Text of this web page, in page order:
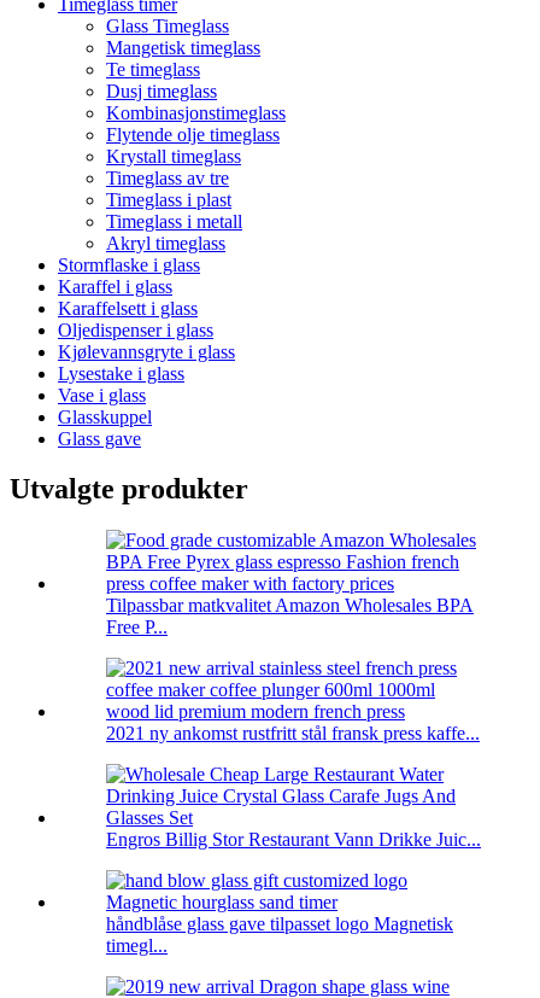
Glass Timeglass
Mangetisk timeglass
Te timeglass
Dusj timeglass
Kombinasjonstimeglass
Flytende olje timeglass
Krystall timeglass
Timeglass av tre
Timeglass i plast
Timeglass i metall
Akryl timeglass
Stormflaske i glass
Karaffel i glass
Karaffelsett i glass
Oljedispenser i glass
Kjølevannsgryte i glass
Lysestake i glass
Vase i glass
Glasskuppel
Glass gave
Utvalgte produkter
Tilpassbar matkvalitet Amazon Wholesales BPA
Free P...
2021 ny ankomst rustfritt stål fransk press kaffe...
Engros Billig Stor Restaurant Vann Drikke Juic...
håndblåse glass gave tilpasset logo Magnetisk
timegl...